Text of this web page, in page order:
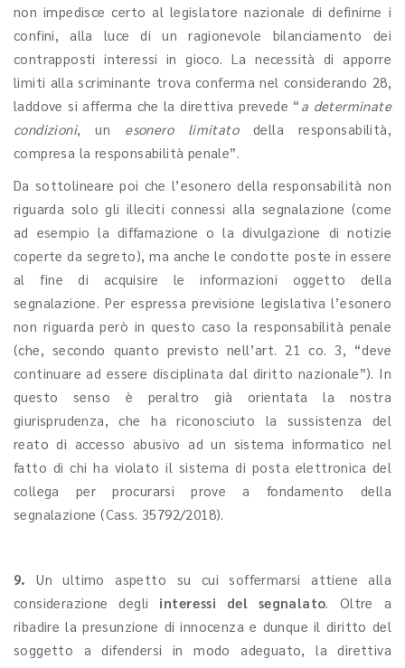
non impedisce certo al legislatore nazionale di definirne i
confini, alla luce di un ragionevole bilanciamento dei
contrapposti interessi in gioco. La necessità di apporre
limiti alla scriminante trova conferma nel considerando 28,
laddove si afferma che la direttiva prevede “ a determinate
condizioni, un esonero limitatodella responsabilità,
compresa la responsabilità penale”.
Da sottolineare poi che l’esonero della responsabilità non
riguarda solo gli illeciti connessi alla segnalazione (come
ad esempio la diffamazione o la divulgazione di notizie
coperte da segreto), ma anche le condotte poste in essere
al fine di acquisire le informazioni oggetto della
segnalazione. Per espressa previsione legislativa l’esonero
non riguarda però in questo caso la responsabilità penale
(che, secondo quanto previsto nell’art. 21 co. 3, “deve
continuare ad essere disciplinata dal diritto nazionale”). In
questo senso è peraltro già orientata la nostra
giurisprudenza, che ha riconosciuto la sussistenza del
reato di accesso abusivo ad un sistema informatico nel
fatto di chi ha violato il sistema di posta elettronica del
collega per procurarsi prove a fondamento della
segnalazione (Cass. 35792/2018).
9. Un ultimo aspetto su cui soffermarsi attiene alla
considerazione degli interessi del segnalato. Oltre a
ribadire la presunzione di innocenza e dunque il diritto del
soggetto a difendersi in modo adeguato, la direttiva